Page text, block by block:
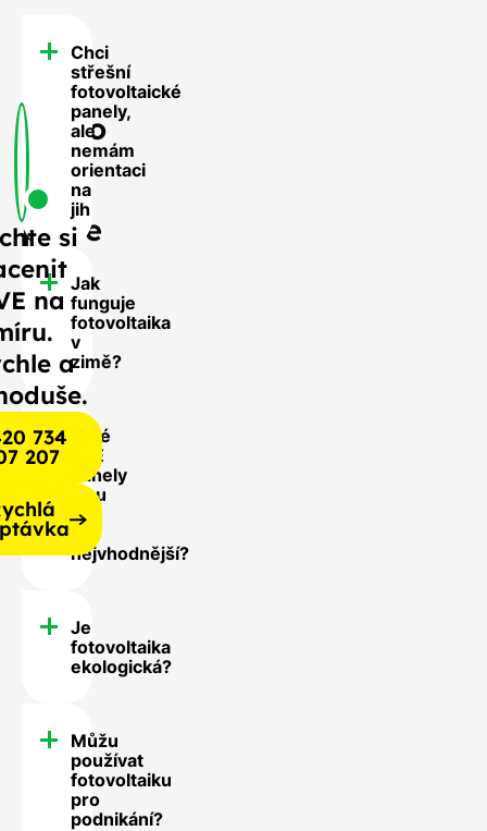
FAQ
-
Často
se
nás
ptáte
Chci
střešní
fotovoltaické
panely,
ale
nemám
orientaci
na
jih
Jak
funguje
fotovoltaika
v
zimě?
Jaké
FVE
panely
jsou
pro
nejvhodnější?
Je
fotovoltaika
ekologická?
Můžu
používat
fotovoltaiku
pro
podnikání?
si
na
a
734
207